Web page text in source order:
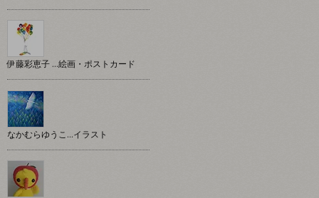
伊藤彩恵子 …絵画・ポストカード
なかむらゆうこ…イラスト